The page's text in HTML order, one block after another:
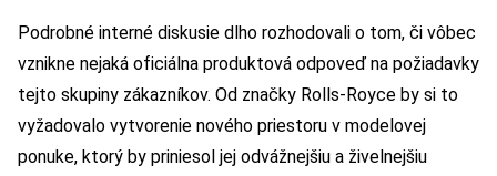
Podrobné interné diskusie dlho rozhodovali o tom, či vôbec
vznikne nejaká oficiálna produktová odpoveď na požiadavky
tejto skupiny zákazníkov. Od značky Rolls-Royce by si to
vyžadovalo vytvorenie nového priestoru v modelovej
ponuke, ktorý by priniesol jej odvážnejšiu a živelnejšiu